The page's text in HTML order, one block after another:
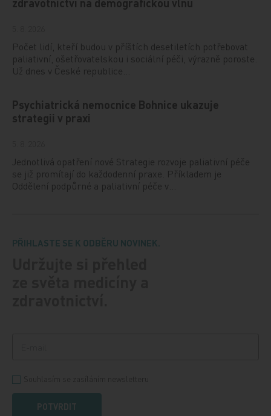
zdravotnictví na demografickou vlnu
Počet lidí, kteří budou v příštích desetiletích potřebovat
paliativní, ošetřovatelskou i sociální péči, výrazně poroste.
Už dnes v České republice…
Psychiatrická nemocnice Bohnice ukazuje
strategii v praxi
Jednotlivá opatření nové Strategie rozvoje paliativní péče
se již promítají do každodenní praxe. Příkladem je
Oddělení podpůrné a paliativní péče v…
PŘIHLASTE SE K ODBĚRU NOVINEK.
POTVRDIT